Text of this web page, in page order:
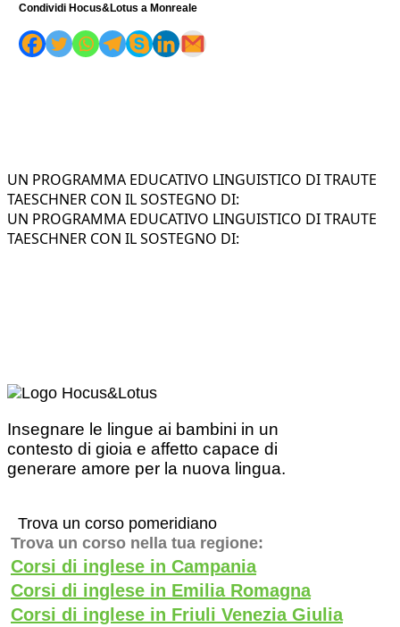
Condividi Hocus&Lotus a Monreale
UN PROGRAMMA EDUCATIVO LINGUISTICO DI TRAUTE
TAESCHNER CON IL SOSTEGNO DI:
UN PROGRAMMA EDUCATIVO LINGUISTICO DI TRAUTE
TAESCHNER CON IL SOSTEGNO DI:
Insegnare le lingue ai bambini in un
contesto di gioia e affetto capace di
generare amore per la nuova lingua.
Trova un corso pomeridiano
Trova un corso nella tua regione:
Corsi di inglese in Campania
Corsi di inglese in Emilia Romagna
Corsi di inglese in Friuli Venezia Giulia